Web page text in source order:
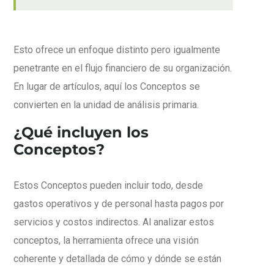
Esto ofrece un enfoque distinto pero igualmente
penetrante en el flujo financiero de su organización.
En lugar de artículos, aquí los Conceptos se
convierten en la unidad de análisis primaria.
¿Qué incluyen los
Conceptos?
Estos Conceptos pueden incluir todo, desde
gastos operativos y de personal hasta pagos por
servicios y costos indirectos. Al analizar estos
conceptos, la herramienta ofrece una visión
coherente y detallada de cómo y dónde se están